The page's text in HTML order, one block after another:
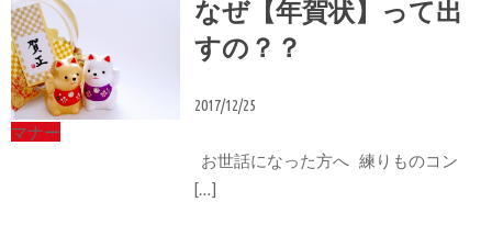
マナー
なぜ【年賀状】って出
すの？？
2017/12/25
お世話になった方へ 練りものコン
[…]